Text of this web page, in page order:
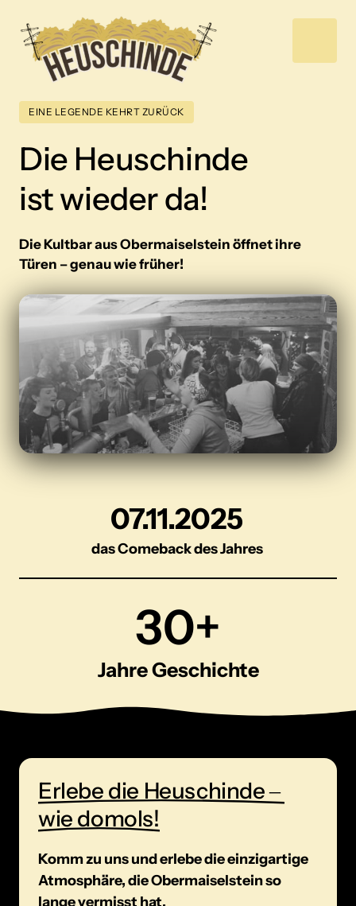
EINE LEGENDE KEHRT ZURÜCK
Die Heuschinde
ist wieder da!
Die Kultbar aus Obermaiselstein öffnet ihre
Türen – genau wie früher!
07.11.2025
das Comeback des Jahres
30+
Jahre Geschichte
Erlebe die Heuschinde ‒
wie domols!
Komm zu uns und erlebe die einzigartige
Atmosphäre, die Obermaiselstein so
lange vermisst hat.